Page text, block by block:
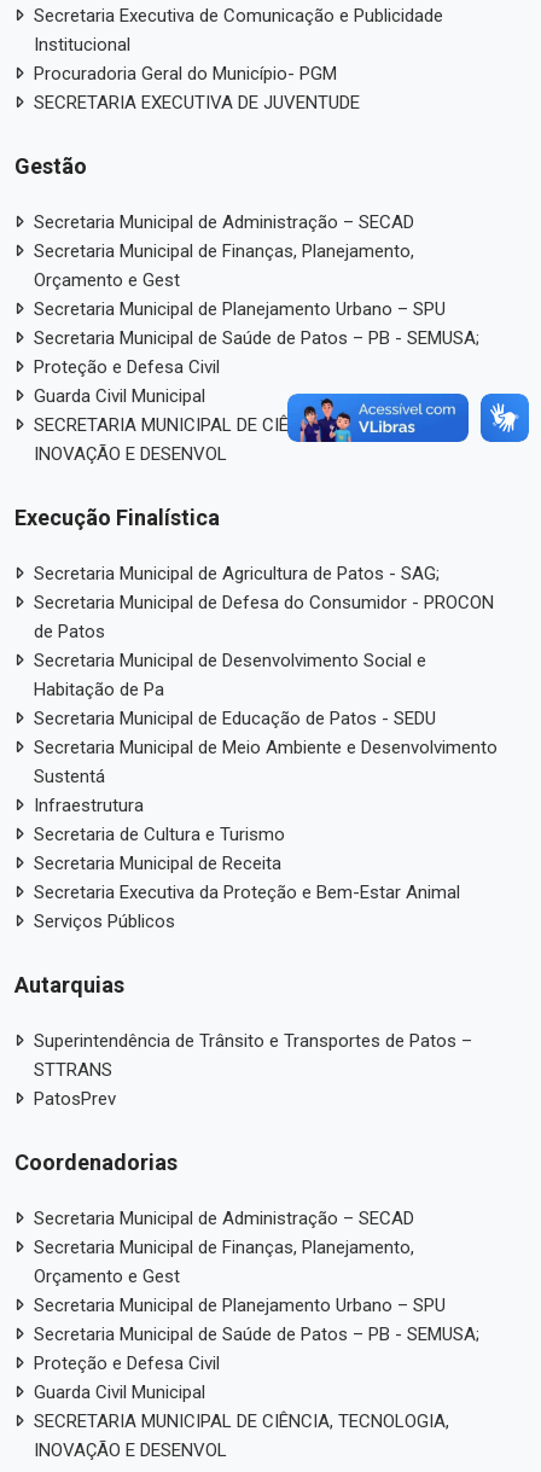
Secretaria Executiva de Comunicação e Publicidade
Institucional
Procuradoria Geral do Município- PGM
SECRETARIA EXECUTIVA DE JUVENTUDE
Gestão
Secretaria Municipal de Administração – SECAD
Secretaria Municipal de Finanças, Planejamento,
Orçamento e Gest
Secretaria Municipal de Planejamento Urbano – SPU
Secretaria Municipal de Saúde de Patos – PB - SEMUSA;
Proteção e Defesa Civil
Guarda Civil Municipal
SECRETARIA MUNICIPAL DE CIÊNCIA, TECNOLOGIA,
INOVAÇÃO E DESENVOL
Execução Finalística
Secretaria Municipal de Agricultura de Patos - SAG;
Secretaria Municipal de Defesa do Consumidor - PROCON
de Patos
Secretaria Municipal de Desenvolvimento Social e
Habitação de Pa
Secretaria Municipal de Educação de Patos - SEDU
Secretaria Municipal de Meio Ambiente e Desenvolvimento
Sustentá
Infraestrutura
Secretaria de Cultura e Turismo
Secretaria Municipal de Receita
Secretaria Executiva da Proteção e Bem-Estar Animal
Serviços Públicos
Autarquias
Superintendência de Trânsito e Transportes de Patos –
STTRANS
PatosPrev
Coordenadorias
Secretaria Municipal de Administração – SECAD
Secretaria Municipal de Finanças, Planejamento,
Orçamento e Gest
Secretaria Municipal de Planejamento Urbano – SPU
Secretaria Municipal de Saúde de Patos – PB - SEMUSA;
Proteção e Defesa Civil
Guarda Civil Municipal
SECRETARIA MUNICIPAL DE CIÊNCIA, TECNOLOGIA,
INOVAÇÃO E DESENVOL